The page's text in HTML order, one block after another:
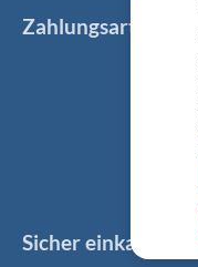
Zahlungsarten
Sicher einkaufen